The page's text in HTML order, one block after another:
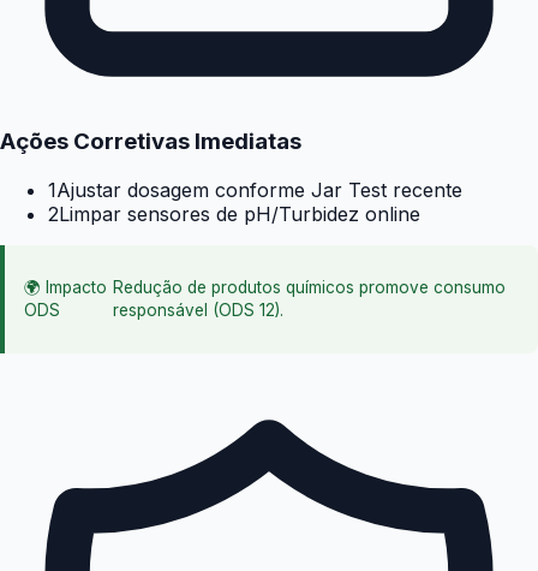
Ações Corretivas Imediatas
1Ajustar dosagem conforme Jar Test recente
2Limpar sensores de pH/Turbidez online
🌍 Impacto
ODS
Redução de produtos químicos promove consumo
responsável (ODS 12).